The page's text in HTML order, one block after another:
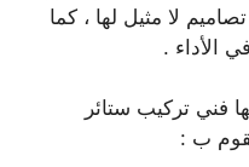
لا مثيل لها ، كما
الأداء .
فني تركيب ستائر
ب :